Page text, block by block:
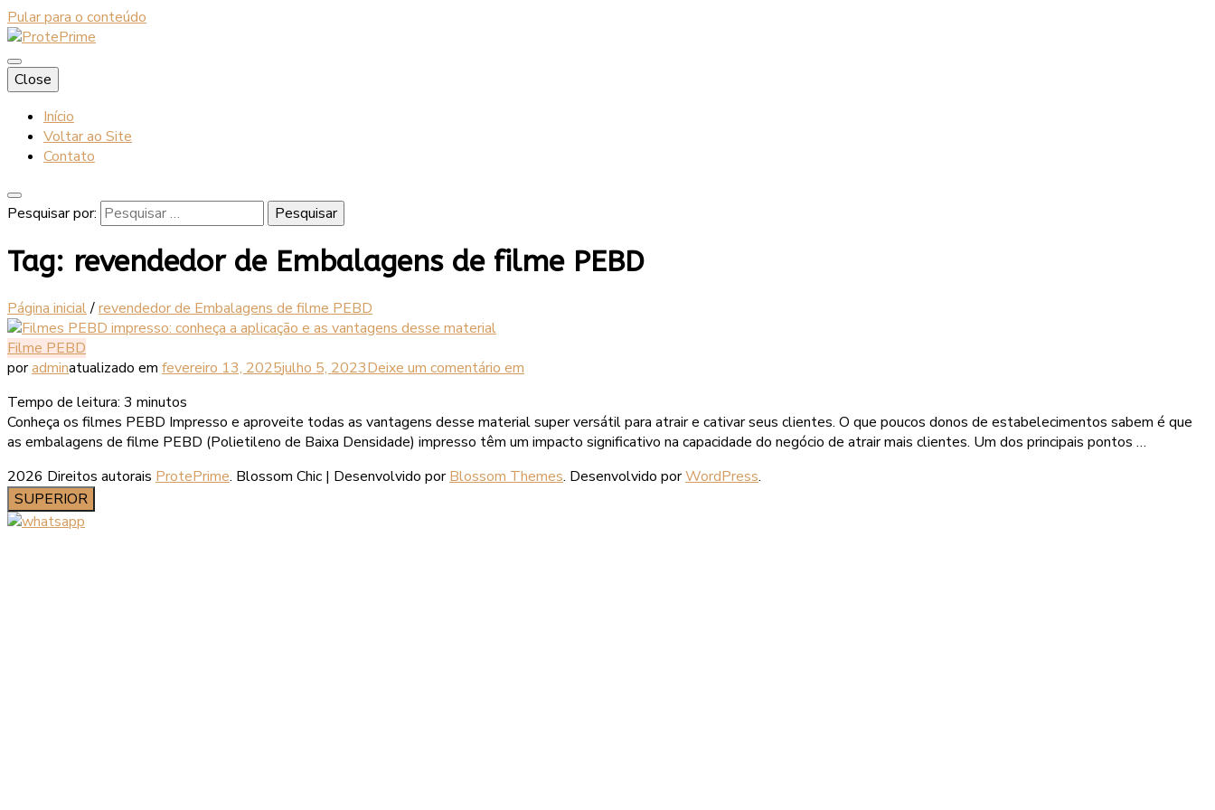
Pular para o conteúdo
ProtePrime
Blog
Close
Início
Voltar ao Site
Contato
Pesquisar por:
Tag: revendedor de Embalagens de filme PEBD
Página inicial/revendedor de Embalagens de filme PEBD
Filme PEBD
poradminatualizado em fevereiro 13, 2025julho 5, 2023Deixe um comentário em
Tempo de leitura: 3 minutos
Conheça os filmes PEBD Impresso e aproveite todas as vantagens desse material super versátil para atrair e cativar seus clientes. O que poucos donos de estabelecimentos sabem é que
as embalagens de filme PEBD (Polietileno de Baixa Densidade) impresso têm um impacto significativo na capacidade do negócio de atrair mais clientes. Um dos principais pontos …
2026 Direitos autorais ProtePrime. Blossom Chic | Desenvolvido porBlossom Themes. Desenvolvido porWordPress.
SUPERIOR